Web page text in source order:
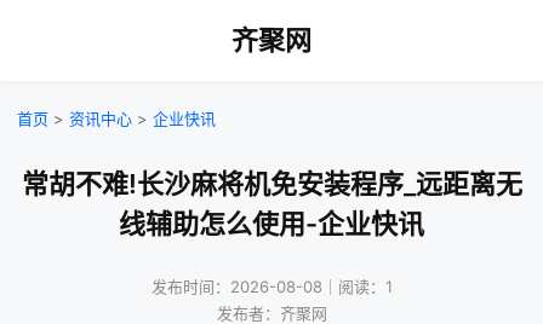
齐聚网
首页 > 资讯中心 > 企业快讯
常胡不难!长沙麻将机免安装程序_远距离无
线辅助怎么使用-企业快讯
发布时间：2026-08-08｜阅读：1
发布者：齐聚网